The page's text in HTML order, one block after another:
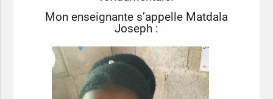
Mon enseignante s’appelle Matdala
Joseph :